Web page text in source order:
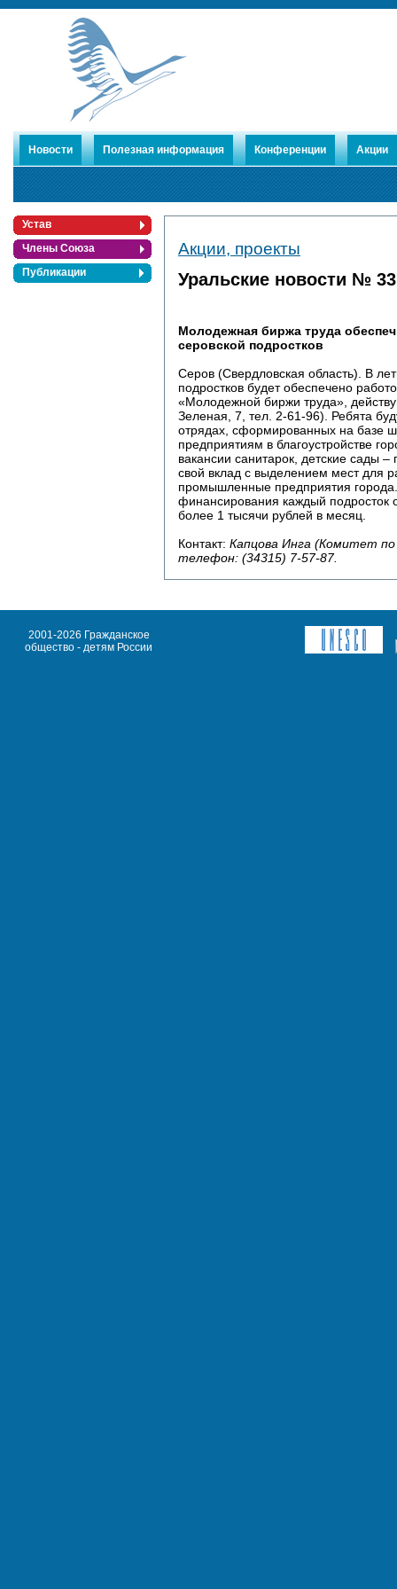
Новости Полезная информация Конференции Акции
Устав
Члены Союза
Публикации
Акции, проекты
Уральские новости № 33
Молодежная биржа труда
серовской подростков
Серов (Свердловская область). В
подростков будет обеспечено
«Молодежной биржи труда»,
Зеленая, 7, тел. 2-61-96). Ребята
отрядах, сформированных на базе
предприятиям в благоустройстве
вакансии санитарок, детские сады
свой вклад с выделением мест для
промышленные предприятия города.
финансирования каждый подросток
более 1 тысячи рублей в месяц.
Контакт: Капцова Инга (Комитет
телефон: (34315) 7-57-87.
2001-2026 Гражданское
общество - детям России